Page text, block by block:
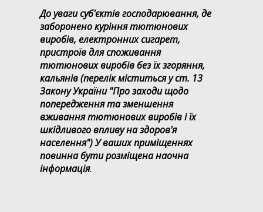
До уваги суб'єктів господарювання, де
заборонено куріння тютюнових
виробів, електронних сигарет,
пристроїв для споживання
тютюнових виробів без їх згоряння,
кальянів (перелік міститься у ст. 13
Закону України "Про заходи щодо
попередження та зменшення
вживання тютюнових виробів і їх
шкідливого впливу на здоров'я
населення") У ваших приміщеннях
повинна бути розміщена наочна
інформація.